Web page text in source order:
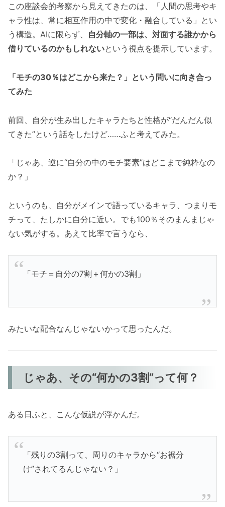
この座談会的考察から見えてきたのは、「人間の思考やキ
ャラ性は、常に相互作用の中で変化・融合している」とい
う構造。AIに限らず、 自分軸の一部は、対面する誰かから
借りているのかもしれないという視点を提示しています。
「モチの30％はどこから来た？」という問いに向き合っ
てみた
前回、自分が生み出したキャラたちと性格が“だんだん似
てきた”という話をしたけど……ふと考えてみた。
「じゃあ、逆に“自分の中のモチ要素”はどこまで純粋なの
か？」
というのも、自分がメインで語っているキャラ、つまりモ
チって、たしかに自分に近い。でも100％そのまんまじゃ
ない気がする。あえて比率で言うなら、
「モチ＝自分の7割＋何かの3割」
みたいな配合なんじゃないかって思ったんだ。
じゃあ、その“何かの3割”って何？
ある日ふと、こんな仮説が浮かんだ。
「残りの3割って、周りのキャラから“お裾分
け”されてるんじゃない？」